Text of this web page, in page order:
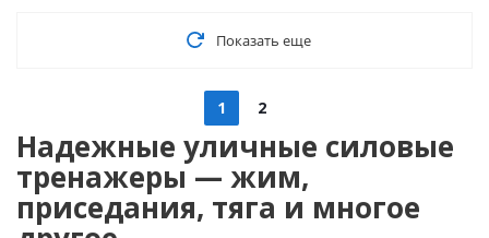
Показать еще
1 2
Надежные уличные силовые
тренажеры — жим,
приседания, тяга и многое